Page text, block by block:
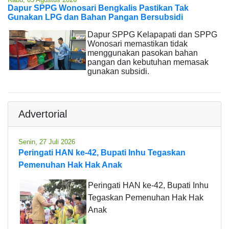
Dapur SPPG Wonosari Bengkalis Pastikan Tak
Gunakan LPG dan Bahan Pangan Bersubsidi
Dapur SPPG Kelapapati dan SPPG
Wonosari memastikan tidak
menggunakan pasokan bahan
pangan dan kebutuhan memasak
gunakan subsidi.
Advertorial
Senin, 27 Juli 2026
Peringati HAN ke-42, Bupati Inhu Tegaskan
Pemenuhan Hak Hak Anak
Peringati HAN ke-42, Bupati Inhu
Tegaskan Pemenuhan Hak Hak
Anak